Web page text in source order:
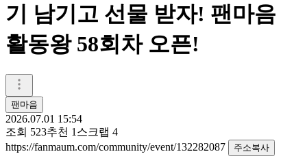
기 남기고 선물 받자! 팬마음
활동왕 58회차 오픈!
팬마음ㅤ
2026.07.01 15:54
조회 523추천 1 스크랩 4
https://fanmaum.com/community/event/132282087
주소복사